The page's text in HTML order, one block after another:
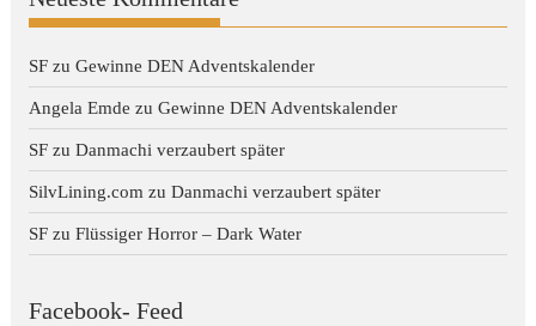
SF zuGewinne DEN Adventskalender
Angela Emde zuGewinne DEN Adventskalender
SF zuDanmachi verzaubert später
SilvLining.com zuDanmachi verzaubert später
SF zuFlüssiger Horror – Dark Water
Facebook- Feed